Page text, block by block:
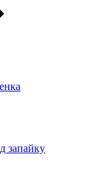
запайку